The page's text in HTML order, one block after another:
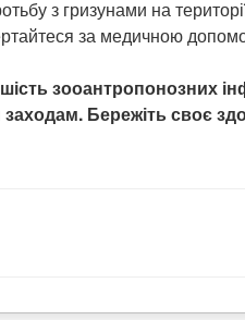
з гризунами на
за медичною
зооантропонозних
Бережіть своє